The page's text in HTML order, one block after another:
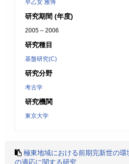
早乙女 雅博
研究期間 (年度)
2005 – 2006
研究種目
基盤研究(C)
研究分野
考古学
研究機関
東京大学
極東地域における前期完新世の環
の適応に関する研究